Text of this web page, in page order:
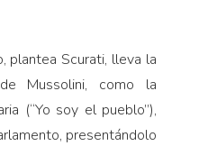
plantea Scurati, lleva la
Mussolini, como la
(“Yo soy el pueblo”),
presentándolo